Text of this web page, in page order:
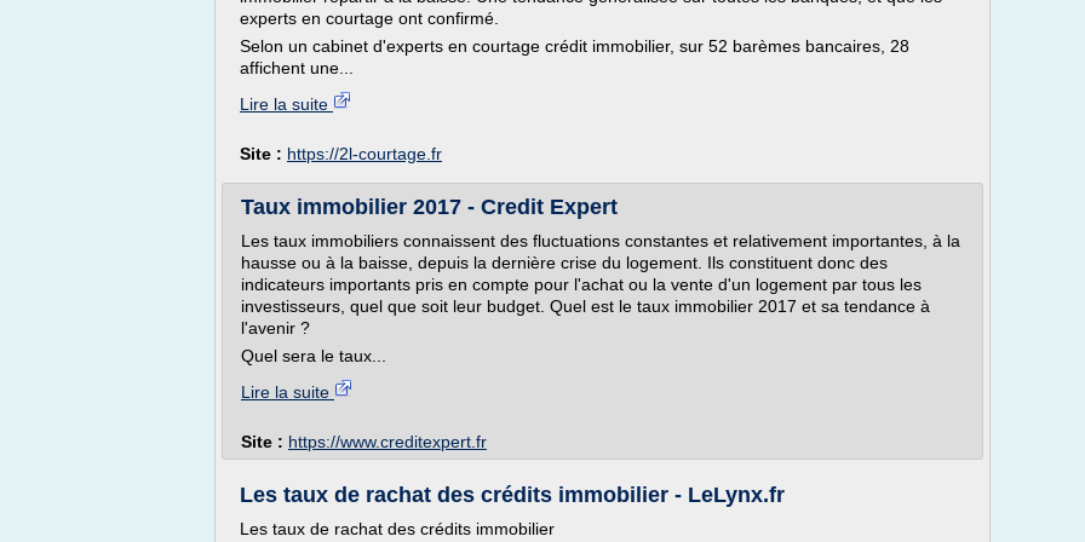
experts en courtage ont confirmé.
Selon un cabinet d'experts en courtage crédit immobilier, sur 52 barèmes bancaires, 28
affichent une...
Lire la suite
Site : https://2l-courtage.fr
Taux immobilier 2017 - Credit Expert
Les taux immobiliers connaissent des fluctuations constantes et relativement importantes, à la
hausse ou à la baisse, depuis la dernière crise du logement. Ils constituent donc des
indicateurs importants pris en compte pour l'achat ou la vente d'un logement par tous les
investisseurs, quel que soit leur budget. Quel est le taux immobilier 2017 et sa tendance à
l'avenir ?
Quel sera le taux...
Lire la suite
Site : https://www.creditexpert.fr
Les taux de rachat des crédits immobilier - LeLynx.fr
Les taux de rachat des crédits immobilier